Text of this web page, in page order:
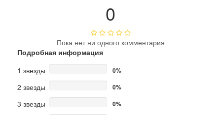
0
Пока нет ни одного комментария
Подробная информация
1 звезды
0%
2 звезды 0%
3 звезды 0%